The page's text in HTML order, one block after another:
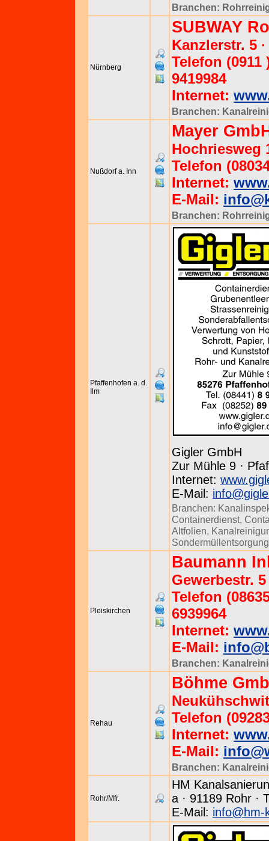
Branchen:
Nürnberg
SUBWAY
Kanzlerstr. 5
Telefon (0911
9419984
Internet:
Branchen:
Nußdorf a. Inn
Mayer
Hochriesweg
Telefon
Internet:
E-Mail:
Branchen:
Pfaffenhofen a. d.
Ilm
Gigler GmbH
Zur Mühle 9 ·
Internet:
E-Mail:
Branchen:
Containerdienst,
Altfolien,
Sondermüllentsorgung
Pleiskirchen
Baumann
Gewerbestr.
Telefon
6939964
Internet:
E-Mail:
Branchen:
Rehau
Böhme
Telefon
Internet:
E-Mail:
Branchen:
Rohr/Mfr.
HM
a · 91189 Rohr ·
E-Mail: info@hm-